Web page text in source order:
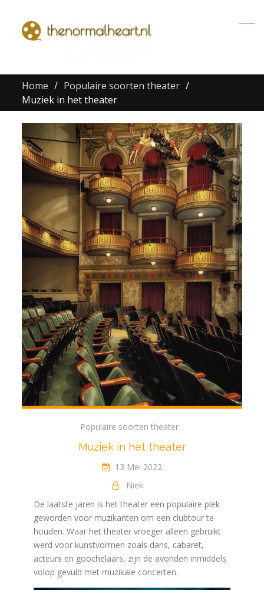
Home
Populaire soorten theater
Muziek in het theater
Populaire soorten theater
Muziek in het theater
13 Mei 2022
Niek
De laatste jaren is het theater een populaire plek
geworden voor muzikanten om een clubtour te
houden. Waar het theater vroeger alleen gebruikt
werd voor kunstvormen zoals dans, cabaret,
acteurs en goochelaars, zijn de avonden inmiddels
volop gevuld met muzikale concerten.